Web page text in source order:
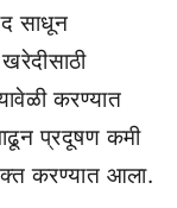
साधून
करण्यात
प्रदूषण कमी
करण्यात आला.